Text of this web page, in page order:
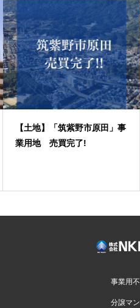
【土地】「筑紫野市原田」事
業用地 売買完了!
事業用
分譲マ